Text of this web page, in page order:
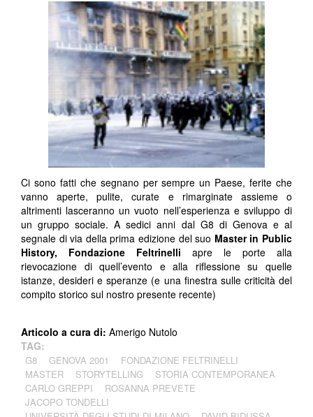
Ci sono fatti che segnano per sempre un Paese, ferite che
vanno aperte, pulite, curate e rimarginate assieme o
altrimenti lasceranno un vuoto nell’esperienza e sviluppo di
un gruppo sociale. A sedici anni dal G8 di Genova e al
segnale di via della prima edizione del suo Master in Public
History, Fondazione Feltrinelli apre le porte alla
rievocazione di quell’evento e alla riflessione su quelle
istanze, desideri e speranze (e una finestra sulle criticità del
compito storico sul nostro presente recente)
Articolo a cura di: Amerigo Nutolo
TAG:
G8 GENOVA 2001
FONDAZIONE FELTRINELLI
MASTER
STORYTELLING
STORIA CONTEMPORANEA
CARLO GREPPI
ROSANNA PREVETE
JACOPO TONDELLI